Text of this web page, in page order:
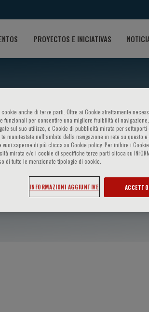
PROYECTOS E INICIATIVAS
anche di terze parti. Oltre ai Cookie strettamente
funzionali per consentire una migliore fruibilità di
sul suo utilizzo, e Cookie di pubblicità mirata per
manifestate nell‘ambito della navigazione in rete su questo
vuoi saperne di più clicca su Cookie policy. Per inibire i
mirata e/o i cookie di specifiche terze parti clicca su
di tutte le menzionate tipologie di cookie.
INFORMAZIONI AGGIUNTIVE ACCETTO